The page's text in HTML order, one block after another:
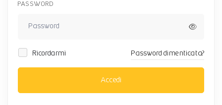
PASSWORD
Ricordarmi Password dimenticata?
Accedi